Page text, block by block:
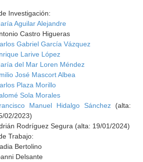
Investigación:
Aguilar Alejandre
Castro Higueras
Gabriel García Vázquez
Larive López
del Mar Loren Méndez
José Mascort Albea
Plaza Morillo
Sola Morales
Manuel Hidalgo Sánchez(alta:
02/2023)
Rodríguez Segura (alta: 19/01/2024)
Trabajo:
Bertolino
Delsante